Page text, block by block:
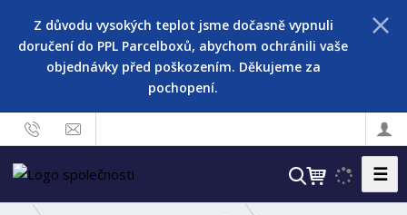
Z důvodu vysokých teplot jsme dočasně vypnuli
doručení do PPL Parcelboxů, abychom ochránili vaše
objednávky před poškozením. Děkujeme za
pochopení.
V
☰